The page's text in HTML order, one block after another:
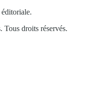
droits réservés.